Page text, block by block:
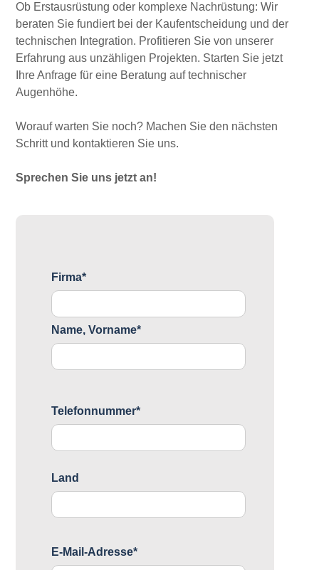
Ob Erstausrüstung oder komplexe Nachrüstung: Wir
beraten Sie fundiert bei der Kaufentscheidung und der
technischen Integration. Profitieren Sie von unserer
Erfahrung aus unzähligen Projekten. Starten Sie jetzt
Ihre Anfrage für eine Beratung auf technischer
Augenhöhe.
Worauf warten Sie noch? Machen Sie den nächsten
Schritt und kontaktieren Sie uns.
Sprechen Sie uns jetzt an!
Firma*
Name, Vorname*
Telefonnummer*
Land
E-Mail-Adresse*